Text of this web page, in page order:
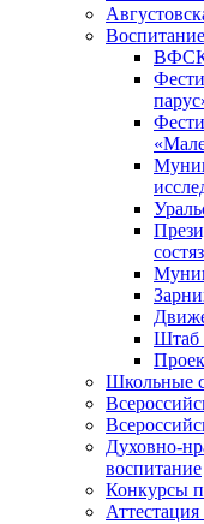
Штаб
Школьные
Духовно-
воспитание
Конкурсы